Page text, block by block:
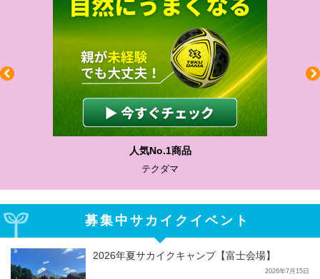
わかりやすい質問に沿って書ける
サカイクサッカーノート
募集中サカイクイベント
2026年夏サカイクキャンプ【富士会場】
2026年7月15日